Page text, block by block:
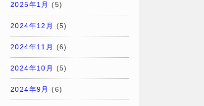
2025年1月 (5)
2024年12月 (5)
2024年11月 (6)
2024年10月 (5)
2024年9月 (6)